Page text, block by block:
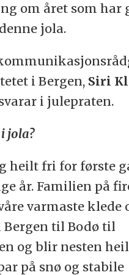
om året som har
jola.
i Bergen, Siri
i julepraten.
jola?
heilt fri for første
år. Familien på
varmaste klede
Bergen til Bodø til
og blir nesten
på snø og stabile